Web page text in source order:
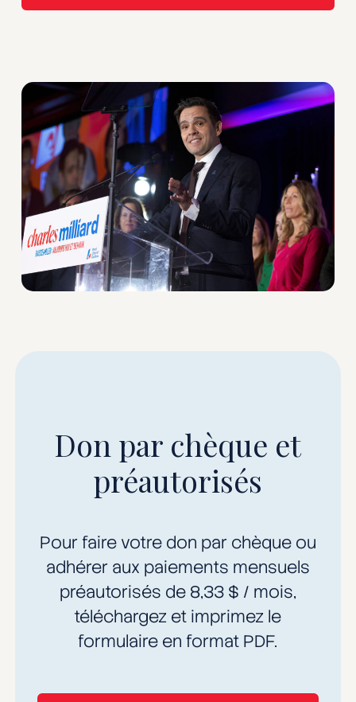
Don par chèque et
préautorisés
Pour faire votre don par chèque ou
adhérer aux paiements mensuels
préautorisés de 8,33 $ / mois,
téléchargez et imprimez le
formulaire en format PDF.